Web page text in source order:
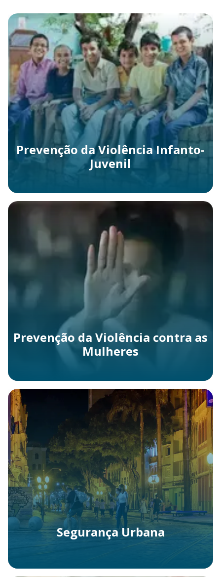
Prevenção da Violência Infanto-
Juvenil
Prevenção da Violência contra as
Mulheres
Segurança Urbana